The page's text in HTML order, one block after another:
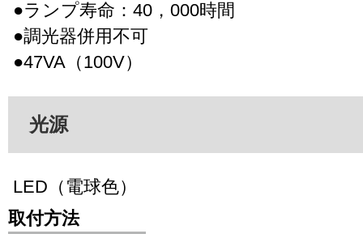
●ランプ寿命：40，000時間
●調光器併用不可
●47VA（100V）
光源
LED（電球色）
取付方法